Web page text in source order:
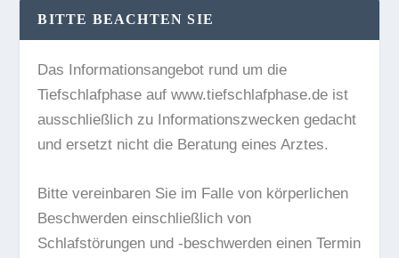
BITTE BEACHTEN SIE
Das Informationsangebot rund um die
Tiefschlafphase auf www.tiefschlafphase.de ist
ausschließlich zu Informationszwecken gedacht
und ersetzt nicht die Beratung eines Arztes.
Bitte vereinbaren Sie im Falle von körperlichen
Beschwerden einschließlich von
Schlafstörungen und -beschwerden einen Termin